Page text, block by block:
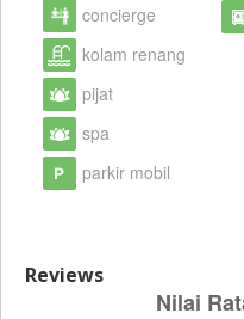
concierge
kolam renang
pijat
spa
parkir mobil
Reviews
Nilai